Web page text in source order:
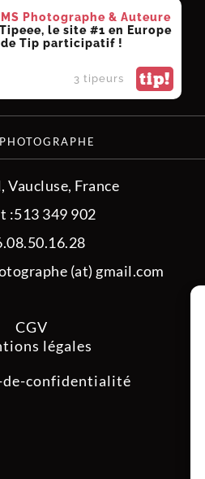
Photographe & Auteure
le site #1 en Europe
de Tip participatif !
3 tipeurs tip!
Vaucluse, France
:513 349 902
(at) gmail.com
CGV
légales
confidentialité